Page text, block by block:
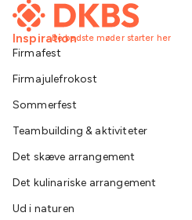
De bedste møder starter her
Inspiration
Firmafest
Firmajulefrokost
Sommerfest
Teambuilding & aktiviteter
Det skæve arrangement
Det kulinariske arrangement
Ud i naturen